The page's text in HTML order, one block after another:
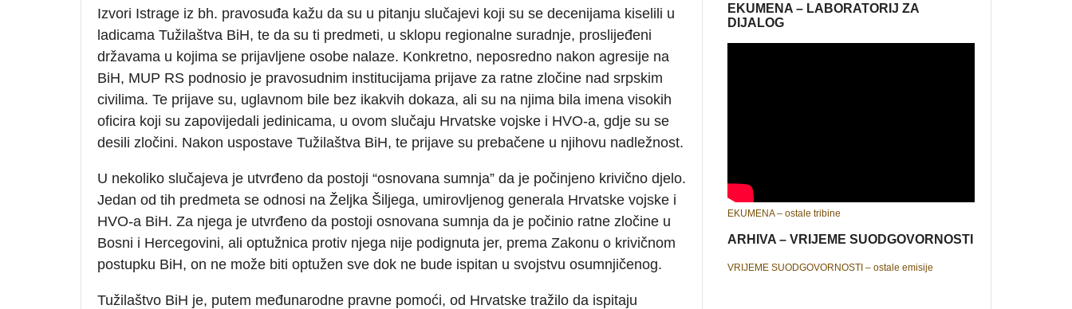
Izvori Istrage iz bh. pravosuđa kažu da su u pitanju slučajevi koji su se decenijama kiselili u
ladicama Tužilaštva BiH, te da su ti predmeti, u sklopu regionalne suradnje, proslijeđeni
državama u kojima se prijavljene osobe nalaze. Konkretno, neposredno nakon agresije na
BiH, MUP RS podnosio je pravosudnim institucijama prijave za ratne zločine nad srpskim
civilima. Te prijave su, uglavnom bile bez ikakvih dokaza, ali su na njima bila imena visokih
oficira koji su zapovijedali jedinicama, u ovom slučaju Hrvatske vojske i HVO-a, gdje su se
desili zločini. Nakon uspostave Tužilaštva BiH, te prijave su prebačene u njihovu nadležnost.
U nekoliko slučajeva je utvrđeno da postoji “osnovana sumnja” da je počinjeno krivično djelo.
Jedan od tih predmeta se odnosi na Željka Šiljega, umirovljenog generala Hrvatske vojske i
HVO-a BiH. Za njega je utvrđeno da postoji osnovana sumnja da je počinio ratne zločine u
Bosni i Hercegovini, ali optužnica protiv njega nije podignuta jer, prema Zakonu o krivičnom
postupku BiH, on ne može biti optužen sve dok ne bude ispitan u svojstvu osumnjičenog.
Tužilaštvo BiH je, putem međunarodne pravne pomoći, od Hrvatske tražilo da ispitaju
EKUMENA – LABORATORIJ ZA
DIJALOG
EKUMENA – ostale tribine
ARHIVA – VRIJEME SUODGOVORNOSTI
VRIJEME SUODGOVORNOSTI – ostale emisije